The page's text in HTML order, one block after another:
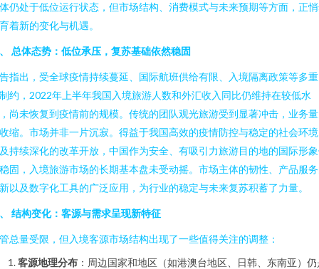
仍处于低位运行状态，但市场结构、消费模式与未来预期等方面，正
着新的变化与机遇。
总体态势：低位承压，复苏基础依然稳固
指出，受全球疫情持续蔓延、国际航班供给有限、入境隔离政策等多
约，2022年上半年我国入境旅游人数和外汇收入同比仍维持在较低水
尚未恢复到疫情前的规模。传统的团队观光旅游受到显著冲击，业务
缩。市场并非一片沉寂。得益于我国高效的疫情防控与稳定的社会环
持续深化的改革开放，中国作为安全、有吸引力旅游目的地的国际形
固，入境旅游市场的长期基本盘未受动摇。市场主体的韧性、产品服
以及数字化工具的广泛应用，为行业的稳定与未来复苏积蓄了力量。
结构变化：客源与需求呈现新特征
总量受限，但入境客源市场结构出现了一些值得关注的调整：
客源地理分布 ：周边国家和地区（如港澳台地区、日韩、东南亚）仍